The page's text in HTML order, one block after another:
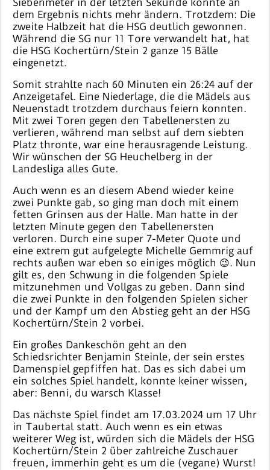
Siebenmeter in der letzten Sekunde konnte an
dem Ergebnis nichts mehr ändern. Trotzdem: Die
zweite Halbzeit hat die HSG deutlich gewonnen.
Während die SG nur 11 Tore verwandelt hat, hat
die HSG Kochertürn/Stein 2 ganze 15 Bälle
eingenetzt.
Somit strahlte nach 60 Minuten ein 26:24 auf der
Anzeigetafel. Eine Niederlage, die die Mädels aus
Neuenstadt trotzdem durchaus feiern konnten.
Mit zwei Toren gegen den Tabellenersten zu
verlieren, während man selbst auf dem siebten
Platz thronte, war eine herausragende Leistung.
Wir wünschen der SG Heuchelberg in der
Landesliga alles Gute.
Auch wenn es an diesem Abend wieder keine
zwei Punkte gab, so ging man doch mit einem
fetten Grinsen aus der Halle. Man hatte in der
letzten Minute gegen den Tabellenersten
verloren. Durch eine super 7-Meter Quote und
eine extrem gut aufgelegte Michelle Gemmrig auf
rechts außen war eben so einiges möglich 😉. Nun
gilt es, den Schwung in die folgenden Spiele
mitzunehmen und Vollgas zu geben. Dann sind
die zwei Punkte in den folgenden Spielen sicher
und der Kampf um den Abstieg geht an der HSG
Kochertürn/Stein 2 vorbei.
Ein großes Dankeschön geht an den
Schiedsrichter Benjamin Steinle, der sein erstes
Damenspiel gepfiffen hat. Das es sich dabei um
ein solches Spiel handelt, konnte keiner wissen,
aber: Benni, du warsch Klasse!
Das nächste Spiel findet am 17.03.2024 um 17 Uhr
in Taubertal statt. Auch wenn es ein etwas
weiterer Weg ist, würden sich die Mädels der HSG
Kochertürn/Stein 2 über zahlreiche Zuschauer
freuen, immerhin geht es um die (vegane) Wurst!